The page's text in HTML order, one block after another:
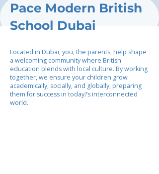
Pace Modern British
School Dubai
Located in Dubai, you, the parents, help shape
a welcoming community where British
education blends with local culture. By working
together, we ensure your children grow
academically, socially, and globally, preparing
them for success in today?s interconnected
world.